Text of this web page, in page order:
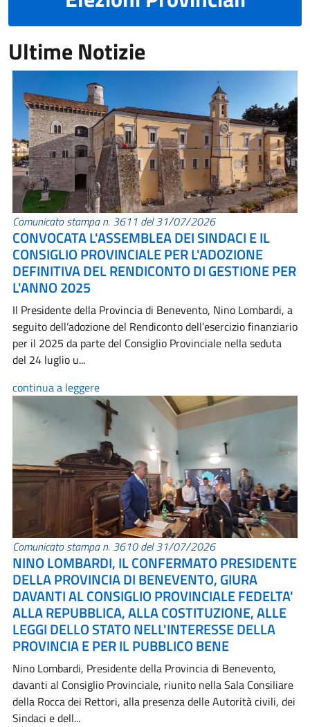
Ultime Notizie
Comunicato stampa n. 3611 del 31/07/2026
CONVOCATA L'ASSEMBLEA DEI SINDACI E IL
CONSIGLIO PROVINCIALE PER L'ADOZIONE
DEFINITIVA DEL RENDICONTO DI GESTIONE PER
L'ANNO 2025
Il Presidente della Provincia di Benevento, Nino Lombardi, a
seguito dell’adozione del Rendiconto dell’esercizio finanziario
per il 2025 da parte del Consiglio Provinciale nella seduta
del 24 luglio u...
continua a leggere
Comunicato stampa n. 3610 del 31/07/2026
NINO LOMBARDI, IL CONFERMATO PRESIDENTE
DELLA PROVINCIA DI BENEVENTO, GIURA
DAVANTI AL CONSIGLIO PROVINCIALE FEDELTA'
ALLA REPUBBLICA, ALLA COSTITUZIONE, ALLE
LEGGI DELLO STATO NELL'INTERESSE DELLA
PROVINCIA E PER IL PUBBLICO BENE
Nino Lombardi, Presidente della Provincia di Benevento,
davanti al Consiglio Provinciale, riunito nella Sala Consiliare
della Rocca dei Rettori, alla presenza delle Autorità civili, dei
Sindaci e dell...